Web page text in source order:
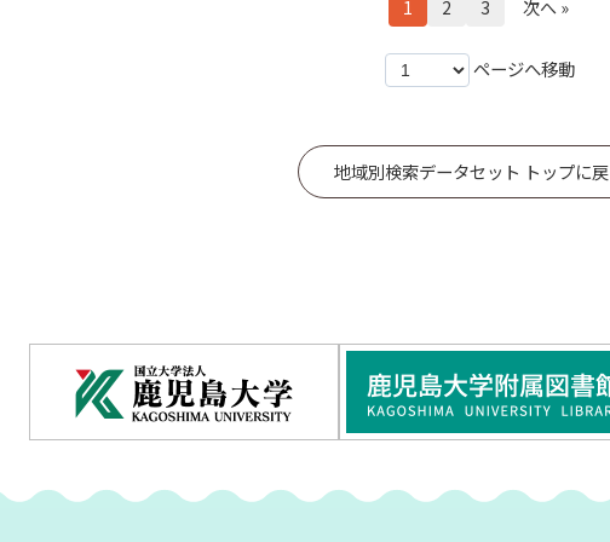
1 2 3 次へ »
ページへ移動
地域別検索データセット トップに